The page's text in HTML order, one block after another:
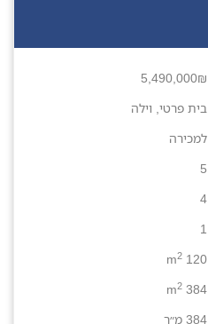
5,490,000₪
בית פרטי, וילה
למכירה
5
4
1
120 m
2
384 m
2
384 מ״ר